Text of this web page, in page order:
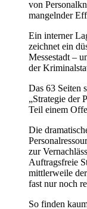
von
mangelnder
Ein interner
zeichnet ein
Messestadt –
der
Das 63 Seiten
„Strategie der
Teil einem
Die
zur
Auftragsfreie
mittlerweile
fast nur noch
So finden